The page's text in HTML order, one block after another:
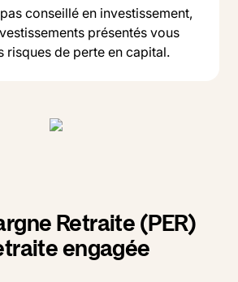
pas conseillé en investissement,
présentés vous
risques de perte en capital.
Retraite (PER)
engagée